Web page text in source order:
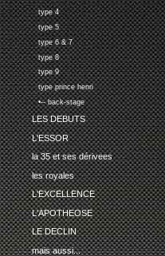
type 4
type 5
type 6 & 7
type 8
type 9
type prince henri
•-- back-stage
LES DEBUTS
L'ESSOR
la 35 et ses dérivees
les royales
L'EXCELLENCE
L'APOTHEOSE
LE DECLIN
mais aussi...